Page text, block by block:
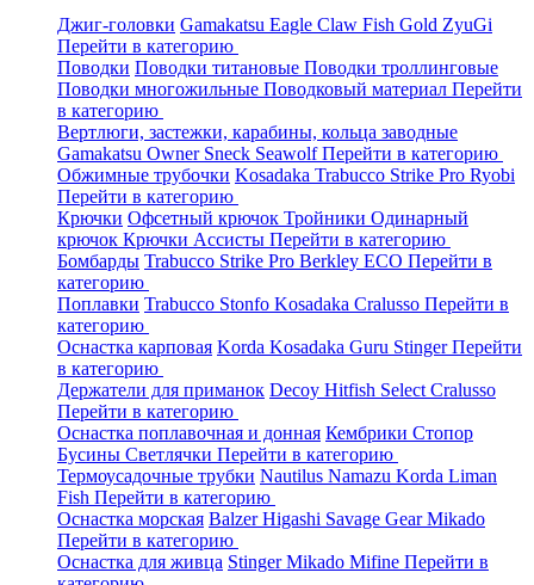
Джиг-головки Gamakatsu Eagle Claw Fish Gold ZyuGi
Перейти в категорию
Поводки Поводки титановые Поводки троллинговые
Поводки многожильные Поводковый материал Перейти
в категорию
Вертлюги, застежки, карабины, кольца заводные
Gamakatsu Owner Sneck SeawolfПерейти в категорию
Обжимные трубочки Kosadaka Trabucco Strike Pro Ryobi
Перейти в категорию
Крючки Офсетный крючок Тройники Одинарный
крючок Крючки Ассисты Перейти в категорию
Бомбарды Trabucco Strike Pro Berkley ECO Перейти в
категорию
Поплавки Trabucco Stonfo Kosadaka Cralusso Перейти в
категорию
Оснастка карповая Korda Kosadaka Guru StingerПерейти
в категорию
Держатели для приманок Decoy Hitfish Select Cralusso
Перейти в категорию
Оснастка поплавочная и донная Кембрики Стопор
Бусины Светлячки Перейти в категорию
Термоусадочные трубки Nautilus Namazu Korda Liman
Fish Перейти в категорию
Оснастка морская BalzerHigashi Savage GearMikado
Перейти в категорию
Оснастка для живца StingerMikado Mifine Перейти в